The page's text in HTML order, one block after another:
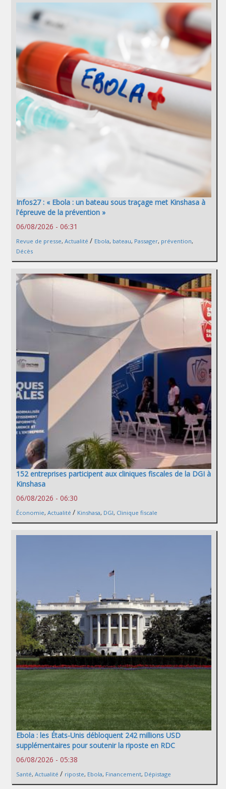
Infos27 : « Ebola : un bateau sous traçage met Kinshasa à
l'épreuve de la prévention »
06/08/2026 - 06:31
Revue de presse, Actualité / Ebola, bateau, Passager, prévention,
Décès
152 entreprises participent aux cliniques fiscales de la DGI à
Kinshasa
06/08/2026 - 06:30
Économie, Actualité / Kinshasa, DGI, Clinique fiscale
Ebola : les États-Unis débloquent 242 millions USD
supplémentaires pour soutenir la riposte en RDC
06/08/2026 - 05:38
Santé, Actualité / riposte, Ebola, Financement, Dépistage